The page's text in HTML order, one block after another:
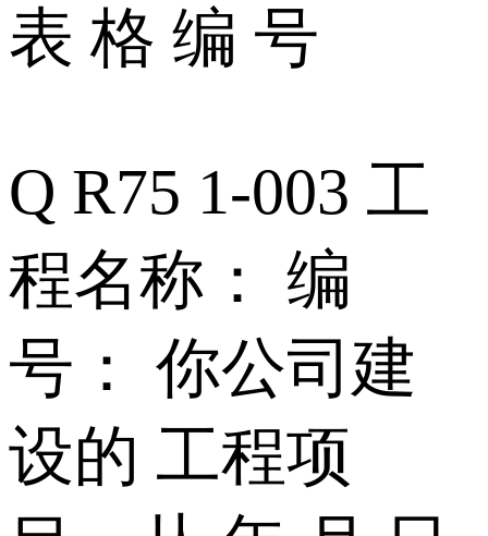
表 格 编 号
Q R75 1-003 工
程名称： 编
号： 你公司建
设的 工程项